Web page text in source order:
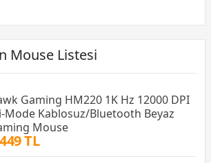
Mouse Listesi
Gaming HM220 1K Hz 12000 DPI
Mode Kablosuz/Bluetooth Beyaz
Mouse
TL